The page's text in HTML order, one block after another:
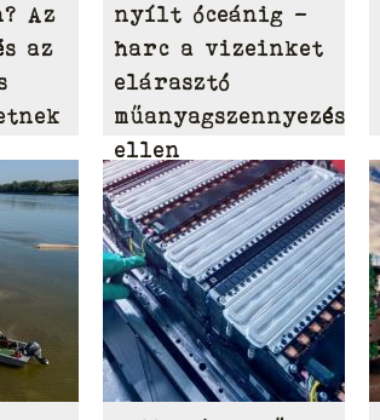
Az
az
nyílt óceánig –
harc a vizeinket
elárasztó
műanyagszennyezés
ellen